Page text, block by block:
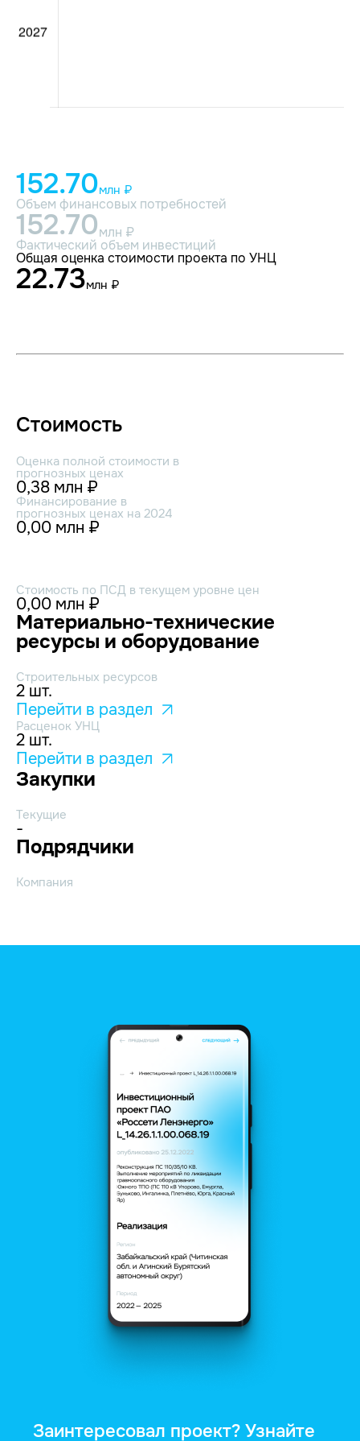
152.70млн ₽
Объем финансовых потребностей
152.70млн ₽
Фактический объем инвестиций
Общая оценка стоимости проекта по УНЦ
22.73млн ₽
Стоимость
Оценка полной стоимости в
прогнозных ценах
0,38 млн ₽
Финансирование в
прогнозных ценах на 2024
0,00 млн ₽
Стоимость по ПСД в текущем уровне цен
0,00 млн ₽
Материально-технические
ресурсы и оборудование
Строительных ресурсов
2 шт.
Перейти в раздел
Расценок УНЦ
2 шт.
Перейти в раздел
Закупки
Текущие
-
Подрядчики
Компания
Заинтересовал проект? Узнайте